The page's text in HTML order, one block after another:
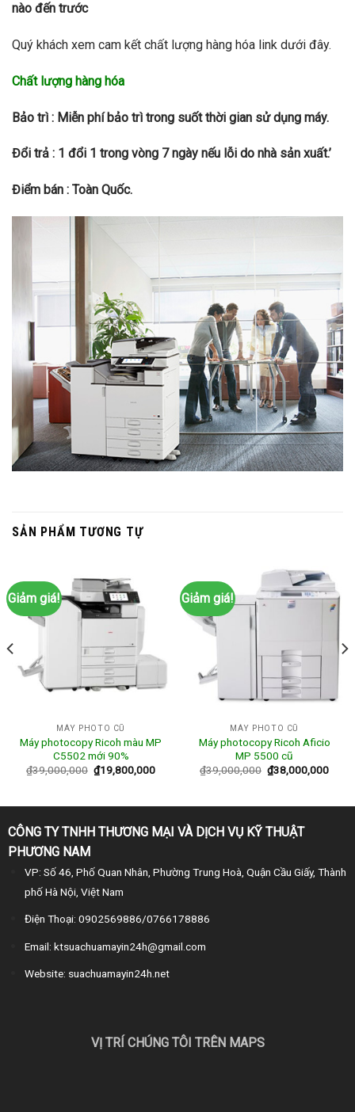
nào đến trước
Quý khách xem cam kết chất lượng hàng hóa link dưới đây.
Chất lượng hàng hóa
Bảo trì : Miễn phí bảo trì trong suốt thời gian sử dụng máy.
Đổi trả : 1 đổi 1 trong vòng 7 ngày nếu lỗi do nhà sản xuất.’
Điểm bán : Toàn Quốc.
SẢN PHẨM TƯƠNG TỰ
Giảm giá!
MÁY PHOTO CŨ
Máy photocopy Ricoh màu MP
C5502 mới 90%
₫39,000,000 ₫19,800,000
Giảm giá!
MÁY PHOTO CŨ
Máy photocopy Ricoh Aficio
MP 5500 cũ
₫39,000,000 ₫38,000,000
CÔNG TY TNHH THƯƠNG MẠI VÀ DỊCH VỤ KỸ THUẬT
PHƯƠNG NAM
VP: Số 46, Phố Quan Nhân, Phường Trung Hoà, Quận Cầu Giấy, Thành
phố Hà Nội, Việt Nam
Điện Thoại: 0902569886/0766178886
Email: ktsuachuamayin24h@gmail.com
Website: suachuamayin24h.net
VỊ TRÍ CHÚNG TÔI TRÊN MAPS